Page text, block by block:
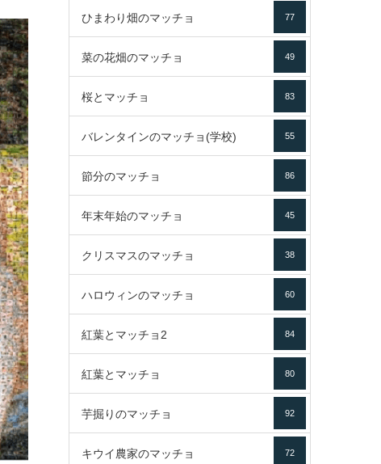
ひまわり畑のマッチョ 77
菜の花畑のマッチョ 49
桜とマッチョ 83
バレンタインのマッチョ(学校) 55
節分のマッチョ 86
年末年始のマッチョ 45
クリスマスのマッチョ 38
ハロウィンのマッチョ 60
紅葉とマッチョ2 84
紅葉とマッチョ 80
芋掘りのマッチョ 92
キウイ農家のマッチョ 72